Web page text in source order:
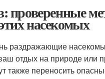
проверенные
насекомых
раздражающие
отдых на природе или
также переносить